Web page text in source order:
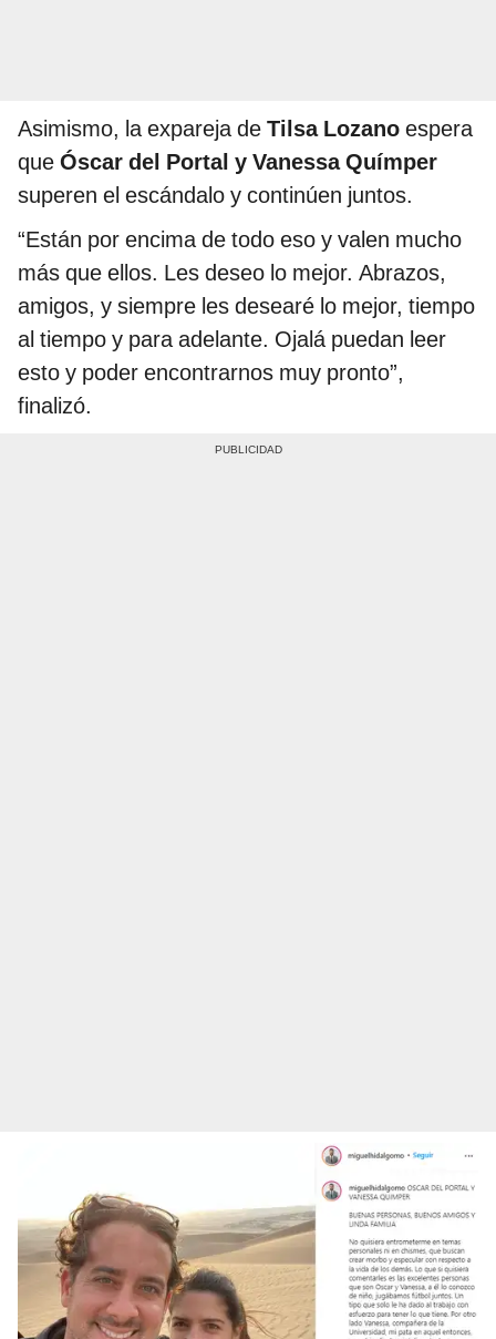
Asimismo, la expareja de Tilsa Lozano espera
que Óscar del Portal y Vanessa Químper
superen el escándalo y continúen juntos.
“Están por encima de todo eso y valen mucho
más que ellos. Les deseo lo mejor. Abrazos,
amigos, y siempre les desearé lo mejor, tiempo
al tiempo y para adelante. Ojalá puedan leer
esto y poder encontrarnos muy pronto”,
finalizó.